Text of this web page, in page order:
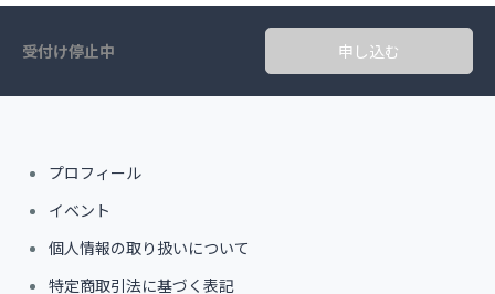
受付け停止中 申し込む
プロフィール
イベント
個人情報の取り扱いについて
特定商取引法に基づく表記